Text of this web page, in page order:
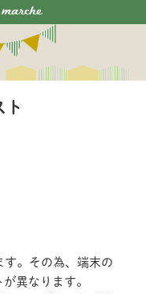
ト
す。その為、端末の
異なります。